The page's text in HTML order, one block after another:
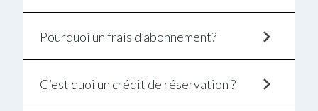
Pourquoi un frais d’abonnement?
C’est quoi un crédit de réservation ?